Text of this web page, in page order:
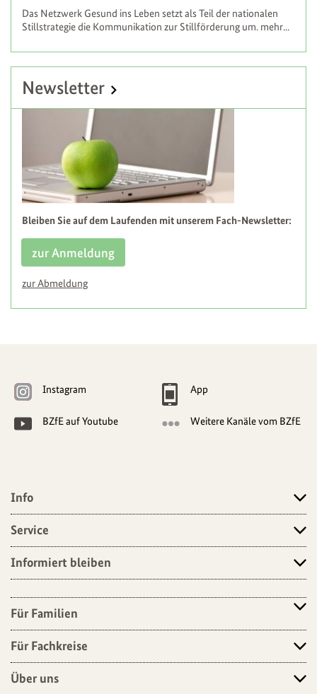
Das Netzwerk Gesund ins Leben setzt als Teil der nationalen
Stillstrategie die Kommunikation zur Stillförderung um. mehr...
Newsletter
Bleiben Sie auf dem Laufenden mit unserem Fach-Newsletter:
zur Anmeldung
zur Abmeldung
Navigationsmöglichkeiten
Instagram App
BZfE auf Youtube Weitere Kanäle vom BZfE
Angebote
Info
Service
Informiert bleiben
Für Familien
Für Fachkreise
Über uns